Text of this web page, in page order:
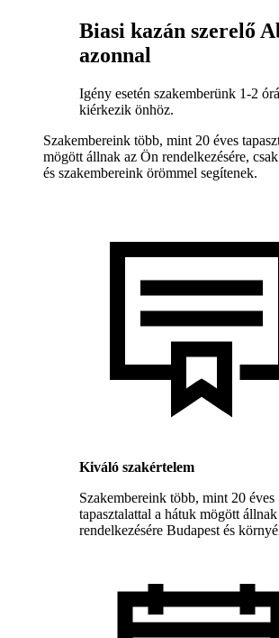
Biasi kazán szerelő
azonnal
Igény esetén szakemberünk 1-2
kiérkezik önhöz.
Szakembereink több, mint 20 éves
mögött állnak az Ön rendelkezésére,
és szakembereink örömmel segítenek.
Kiváló szakértelem
Szakembereink több, mint 20 éves
tapasztalattal a hátuk mögött
rendelkezésére Budapest és